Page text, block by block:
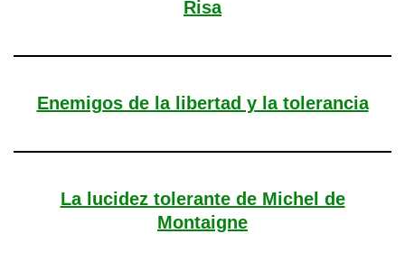
Risa
Enemigos de la libertad y la tolerancia
La lucidez tolerante de Michel de
Montaigne